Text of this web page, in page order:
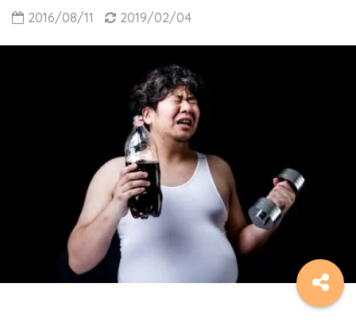
2016/08/11 2019/02/04